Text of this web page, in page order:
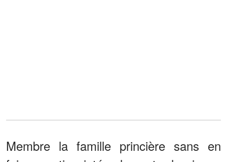
Membre la famille princière sans en